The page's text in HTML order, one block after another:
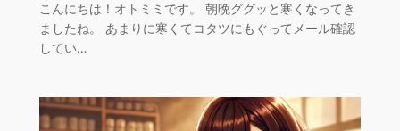
こんにちは！オトミミです。 朝晩ググッと寒くなってき
ましたね。 あまりに寒くてコタツにもぐってメール確認
してい…